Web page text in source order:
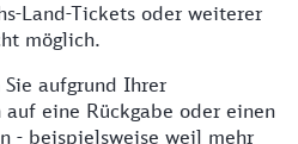
Land-Tickets oder weiterer
möglich.
aufgrund Ihrer
auf eine Rückgabe oder einen
- beispielsweise weil mehr